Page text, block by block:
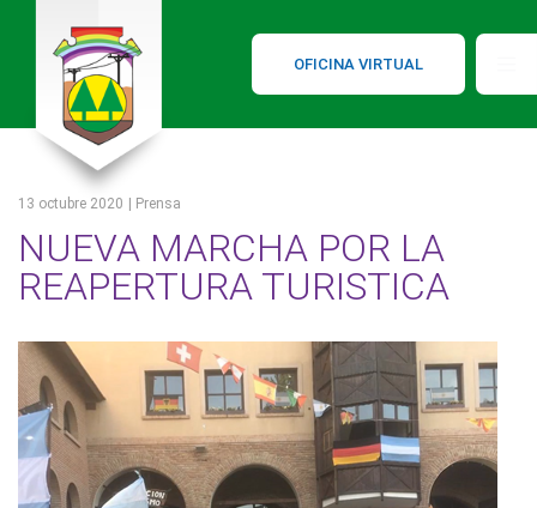
OFICINA VIRTUAL
13 octubre 2020 | Prensa
NUEVA MARCHA POR LA
REAPERTURA TURISTICA